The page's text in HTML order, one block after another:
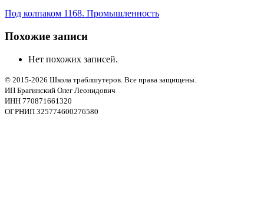
Под колпаком 1168. Промышленность
Похожие записи
Нет похожих записей.
© 2015-2026 Школа траблшутеров. Все права защищены.
ИП Брагинский Олег Леонидович
ИНН 770871661320
ОГРНИП 325774600276580